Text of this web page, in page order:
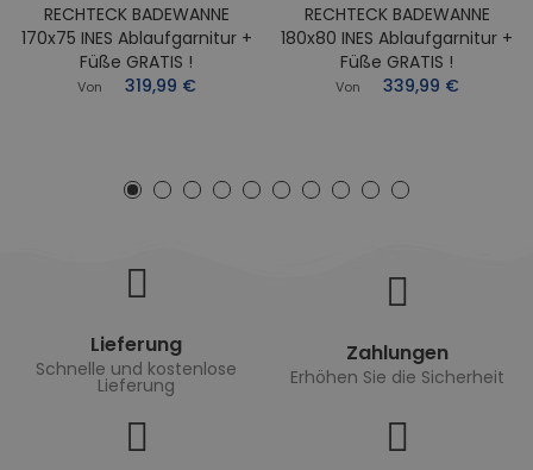
RECHTECK BADEWANNE
170x75 INES Ablaufgarnitur +
Füße GRATIS !
Von 319,99 €
RECHTECK BADEWANNE
180x80 INES Ablaufgarnitur +
Füße GRATIS !
Von 339,99 €
Lieferung
Schnelle und kostenlose
Lieferung
Zahlungen
Erhöhen Sie die Sicherheit